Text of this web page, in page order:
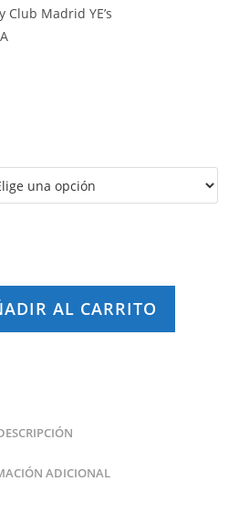
Madrid YE’s
AL CARRITO
ADICIONAL